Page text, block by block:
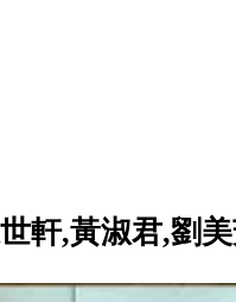
軒,黃淑君,劉